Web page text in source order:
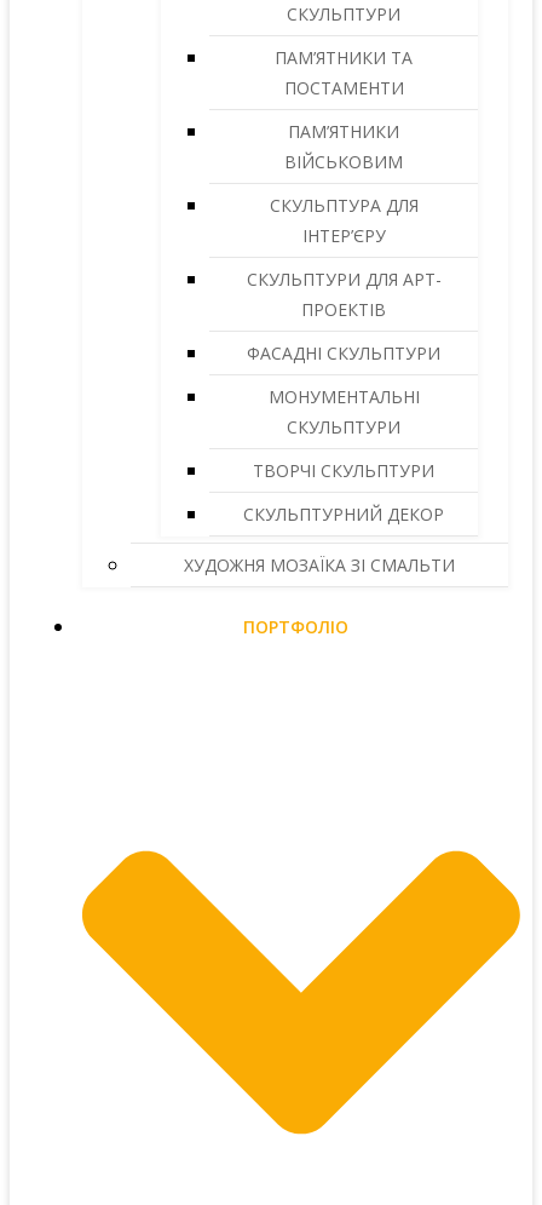
СКУЛЬПТУРИ
ПАМ’ЯТНИКИ ТА
ПОСТАМЕНТИ
ПАМ’ЯТНИКИ
ВІЙСЬКОВИМ
СКУЛЬПТУРА ДЛЯ
ІНТЕР’ЄРУ
СКУЛЬПТУРИ ДЛЯ АРТ-
ПРОЕКТІВ
ФАСАДНІ СКУЛЬПТУРИ
МОНУМЕНТАЛЬНІ
СКУЛЬПТУРИ
ТВОРЧІ СКУЛЬПТУРИ
СКУЛЬПТУРНИЙ ДЕКОР
ХУДОЖНЯ МОЗАЇКА ЗІ СМАЛЬТИ
ПОРТФОЛІО